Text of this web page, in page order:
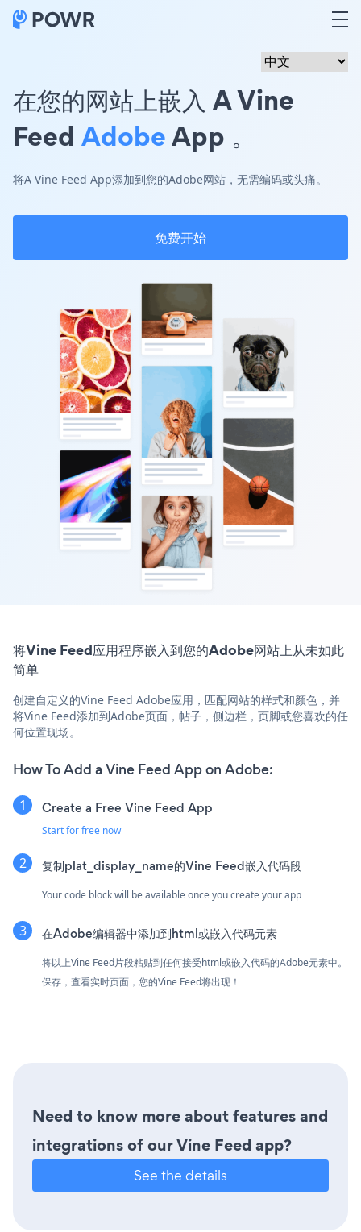
在您的网站上嵌入 A Vine
Feed AdobeApp 。
将A Vine Feed App添加到您的Adobe网站，无需编码或头痛。
免费开始
将Vine Feed应用程序嵌入到您的Adobe网站上从未如此
简单
创建自定义的Vine Feed Adobe应用，匹配网站的样式和颜色，并
将Vine Feed添加到Adobe页面，帖子，侧边栏，页脚或您喜欢的任
何位置现场。
How To Add a Vine Feed App on Adobe:
Create a Free Vine Feed App
Start for free now
复制plat_display_name的Vine Feed嵌入代码段
Your code block will be available once you create your app
在Adobe编辑器中添加到html或嵌入代码元素
将以上Vine Feed片段粘贴到任何接受html或嵌入代码的Adobe元素中。
保存，查看实时页面，您的Vine Feed将出现！
Need to know more about features and
integrations of our Vine Feed app?
See the details